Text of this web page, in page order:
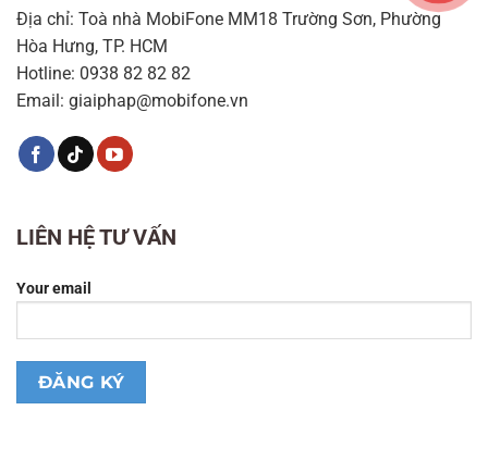
Địa chỉ: Toà nhà MobiFone MM18 Trường Sơn, Phường
Hòa Hưng, TP. HCM
Hotline: 0938 82 82 82
Email: giaiphap@mobifone.vn
LIÊN HỆ TƯ VẤN
Your email